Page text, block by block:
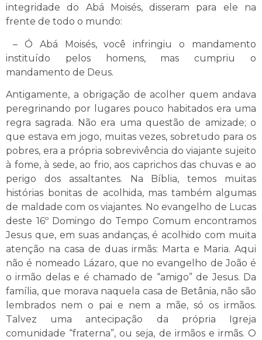
integridade do Abá Moisés, disseram para ele na
frente de todo o mundo:
– Ó Abá Moisés, você infringiu o mandamento
instituído pelos homens, mas cumpriu o
mandamento de Deus.
Antigamente, a obrigação de acolher quem andava
peregrinando por lugares pouco habitados era uma
regra sagrada. Não era uma questão de amizade; o
que estava em jogo, muitas vezes, sobretudo para os
pobres, era a própria sobrevivência do viajante sujeito
à fome, à sede, ao frio, aos caprichos das chuvas e ao
perigo dos assaltantes. Na Bíblia, temos muitas
histórias bonitas de acolhida, mas também algumas
de maldade com os viajantes. No evangelho de Lucas
deste 16º Domingo do Tempo Comum encontramos
Jesus que, em suas andanças, é acolhido com muita
atenção na casa de duas irmãs: Marta e Maria. Aqui
não é nomeado Lázaro, que no evangelho de João é
o irmão delas e é chamado de “amigo” de Jesus. Da
família, que morava naquela casa de Betânia, não são
lembrados nem o pai e nem a mãe, só os irmãos.
Talvez uma antecipação da própria Igreja
comunidade “fraterna”, ou seja, de irmãos e irmãs. O